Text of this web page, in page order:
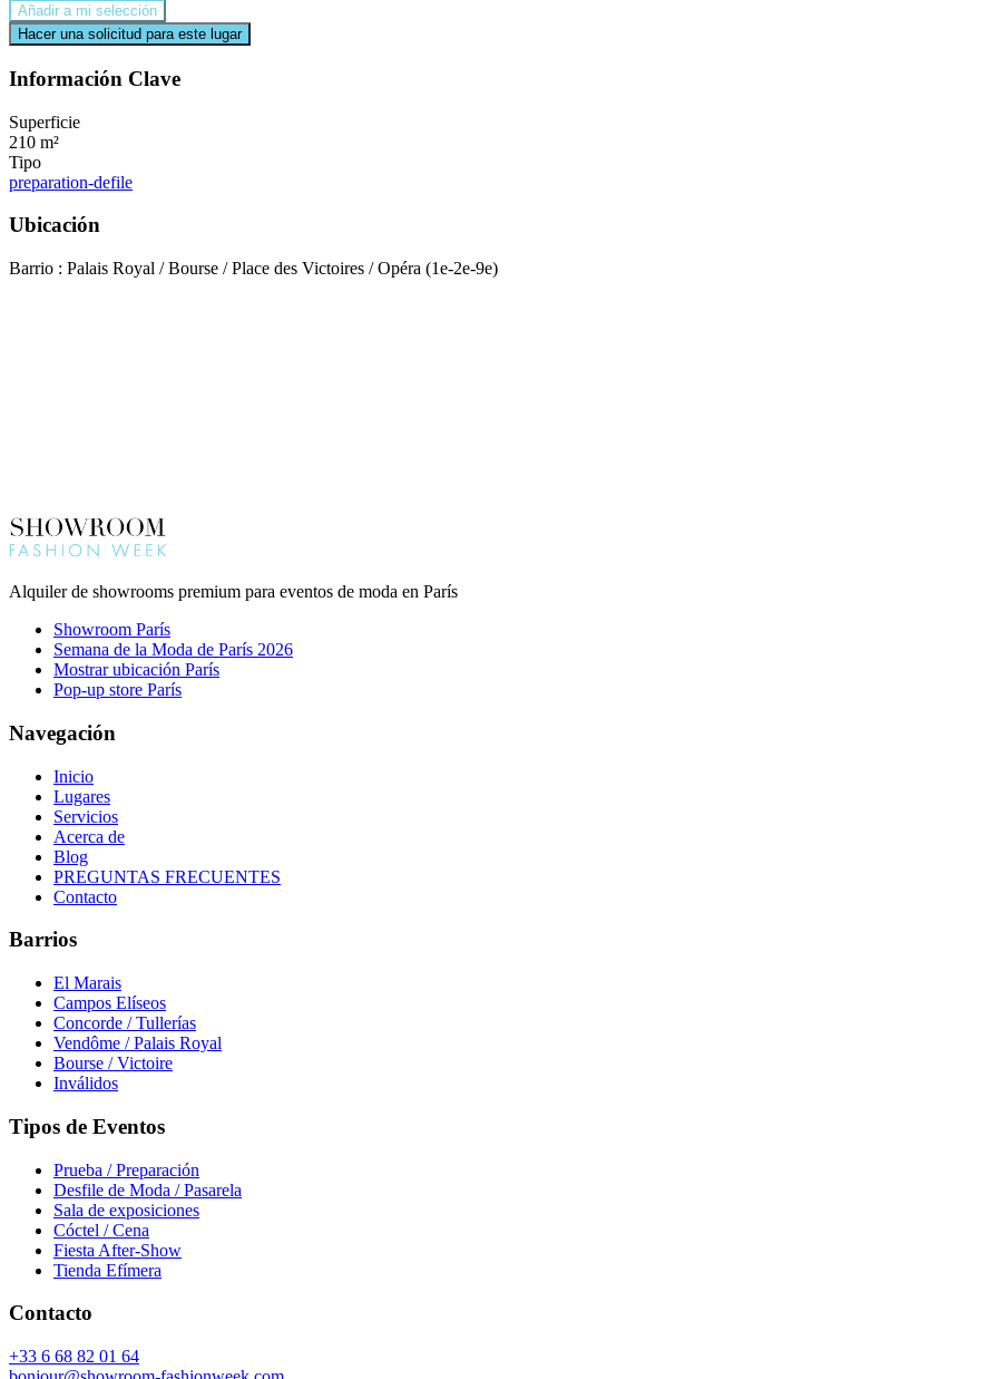
Añadir a mi selección
Hacer una solicitud para este lugar
Información Clave
Superficie
210 m²
Tipo
preparation-defile
Ubicación
Barrio : Palais Royal / Bourse / Place des Victoires / Opéra (1e-2e-9e)
Alquiler de showrooms premium para eventos de moda en París
Showroom París
Semana de la Moda de París 2026
Mostrar ubicación París
Pop-up store París
Navegación
Inicio
Lugares
Servicios
Acerca de
Blog
PREGUNTAS FRECUENTES
Contacto
Barrios
El Marais
Campos Elíseos
Concorde / Tullerías
Vendôme / Palais Royal
Bourse / Victoire
Inválidos
Tipos de Eventos
Prueba / Preparación
Desfile de Moda / Pasarela
Sala de exposiciones
Cóctel / Cena
Fiesta After-Show
Tienda Efímera
Contacto
+33 6 68 82 01 64